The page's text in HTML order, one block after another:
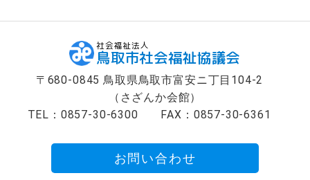
社会福祉法人
鳥取市社会福祉協議会
〒680-0845 鳥取県鳥取市富安ニ丁目104-2
（さざんか会館）
TEL：0857-30-6300
FAX：0857-30-6361
お問い合わせ